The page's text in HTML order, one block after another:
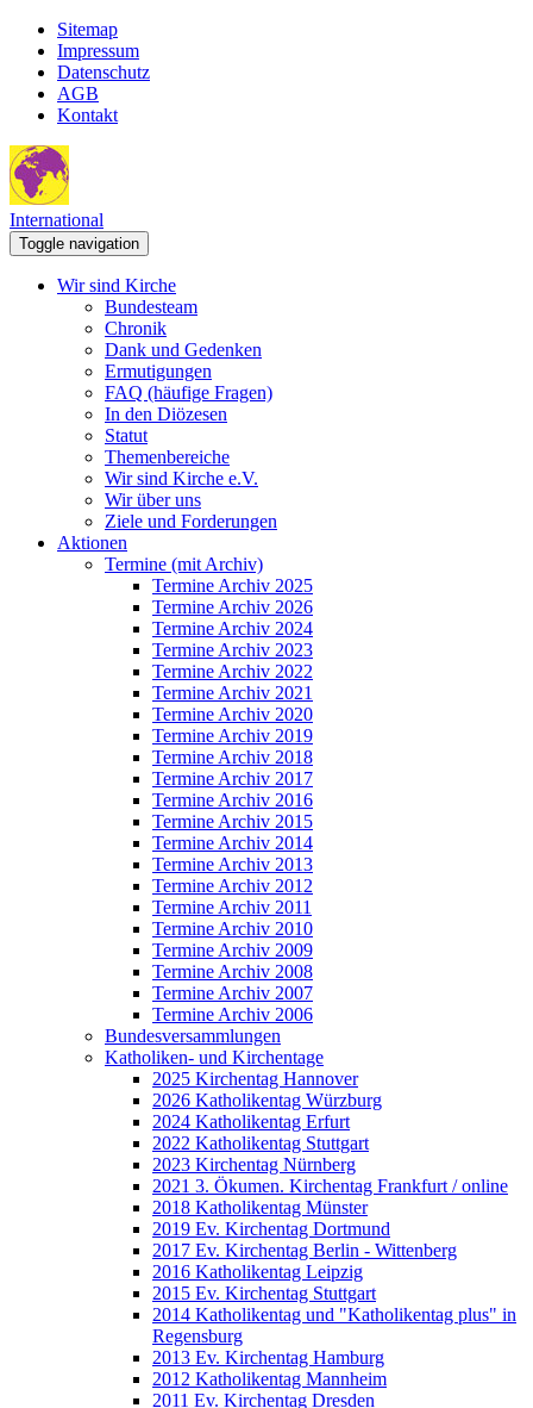
Sitemap
Impressum
Datenschutz
AGB
Kontakt
International
Toggle navigation
Wir sind Kirche
Bundesteam
Chronik
Dank und Gedenken
Ermutigungen
FAQ (häufige Fragen)
In den Diözesen
Statut
Themenbereiche
Wir sind Kirche e.V.
Wir über uns
Ziele und Forderungen
Aktionen
Termine (mit Archiv)
Termine Archiv 2025
Termine Archiv 2026
Termine Archiv 2024
Termine Archiv 2023
Termine Archiv 2022
Termine Archiv 2021
Termine Archiv 2020
Termine Archiv 2019
Termine Archiv 2018
Termine Archiv 2017
Termine Archiv 2016
Termine Archiv 2015
Termine Archiv 2014
Termine Archiv 2013
Termine Archiv 2012
Termine Archiv 2011
Termine Archiv 2010
Termine Archiv 2009
Termine Archiv 2008
Termine Archiv 2007
Termine Archiv 2006
Bundesversammlungen
Katholiken- und Kirchentage
2025 Kirchentag Hannover
2026 Katholikentag Würzburg
2024 Katholikentag Erfurt
2022 Katholikentag Stuttgart
2023 Kirchentag Nürnberg
2021 3. Ökumen. Kirchentag Frankfurt / online
2018 Katholikentag Münster
2019 Ev. Kirchentag Dortmund
2017 Ev. Kirchentag Berlin - Wittenberg
2016 Katholikentag Leipzig
2015 Ev. Kirchentag Stuttgart
2014 Katholikentag und "Katholikentag plus" in
Regensburg
2013 Ev. Kirchentag Hamburg
2012 Katholikentag Mannheim
2011 Ev. Kirchentag Dresden